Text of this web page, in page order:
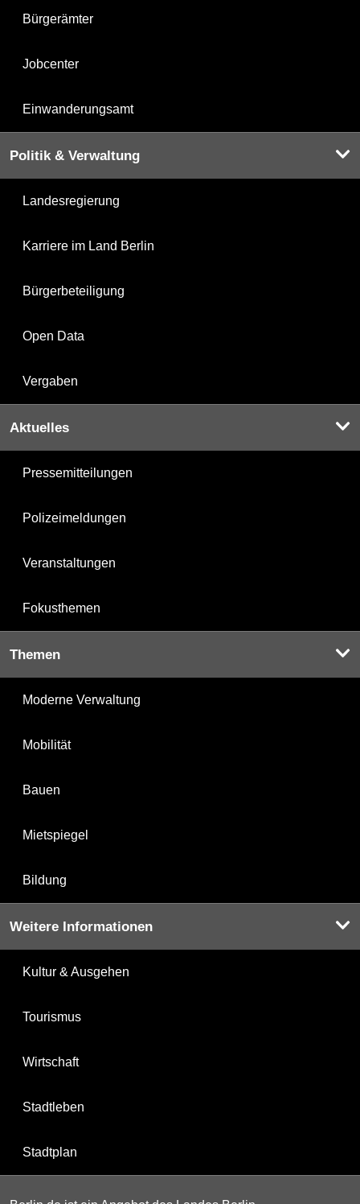
Bürgerämter
Jobcenter
Einwanderungsamt
Politik & Verwaltung
Landesregierung
Karriere im Land Berlin
Bürgerbeteiligung
Open Data
Vergaben
Aktuelles
Pressemitteilungen
Polizeimeldungen
Veranstaltungen
Fokusthemen
Themen
Moderne Verwaltung
Mobilität
Bauen
Mietspiegel
Bildung
Weitere Informationen
Kultur & Ausgehen
Tourismus
Wirtschaft
Stadtleben
Stadtplan